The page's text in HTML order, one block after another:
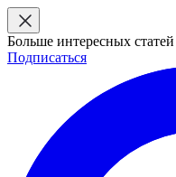
Больше интересных
Подписаться